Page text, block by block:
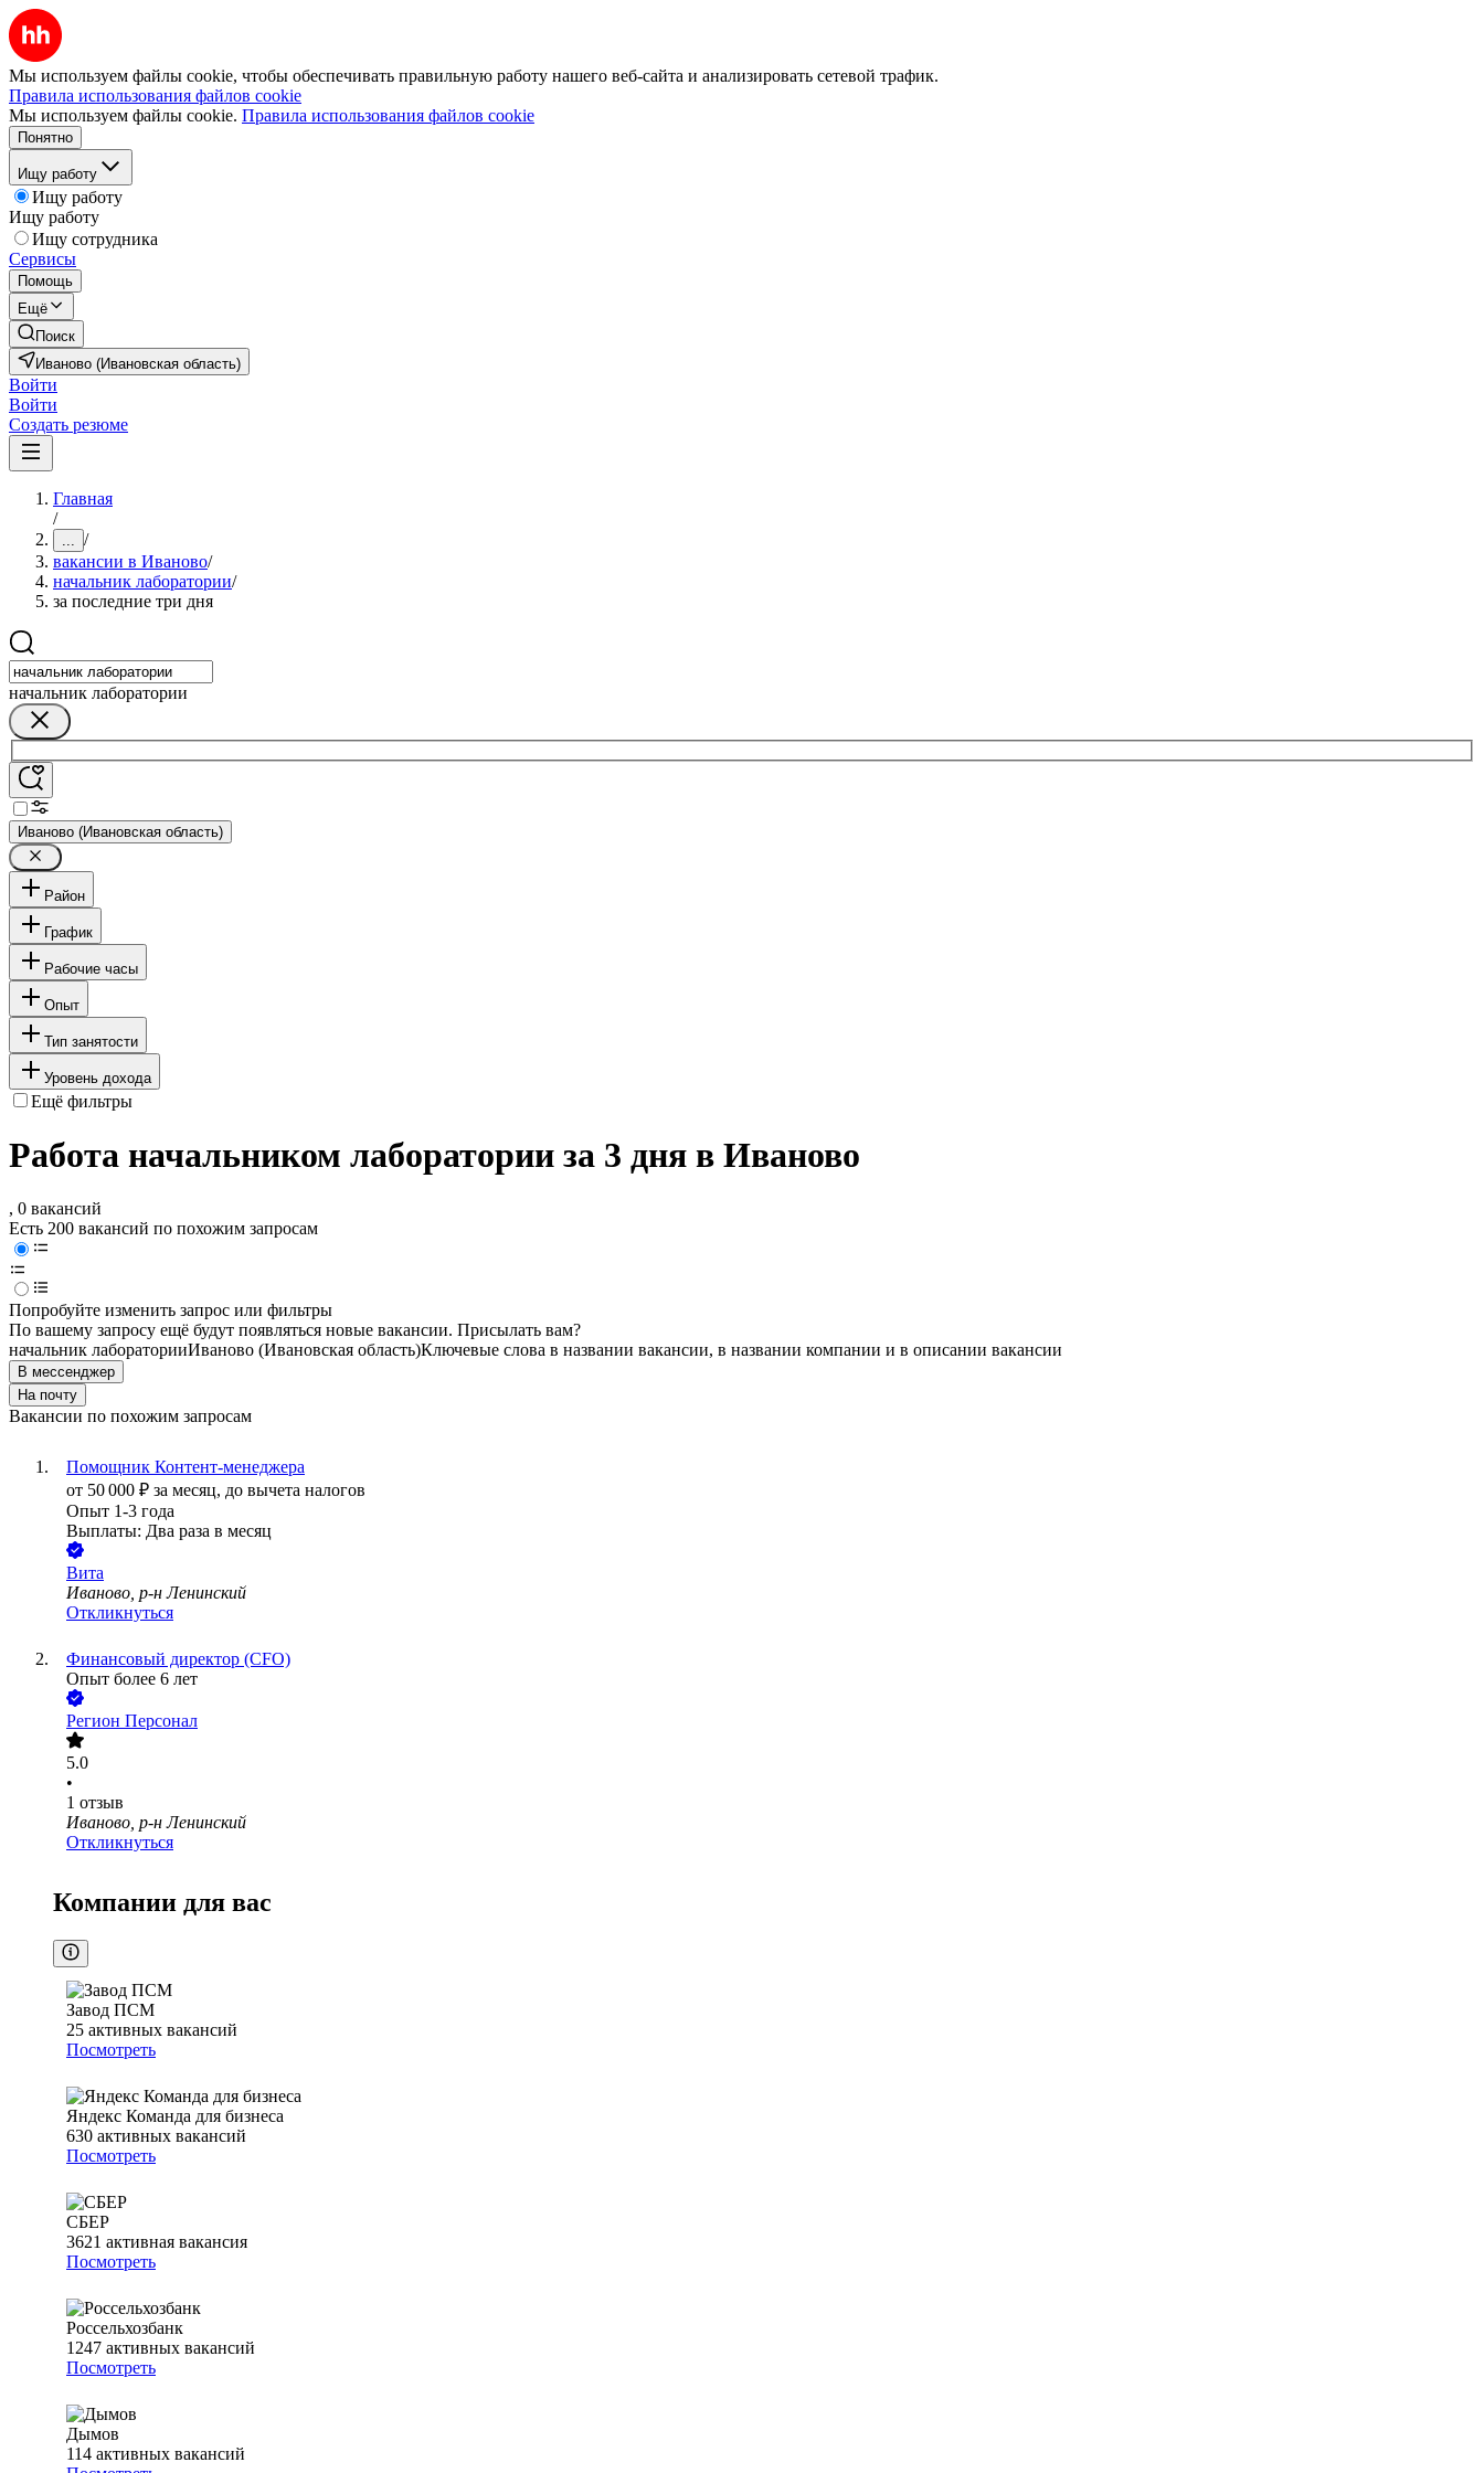
Мы используем файлы cookie, чтобы обеспечивать правильную работу нашего веб-сайта и анализировать сетевой трафик.
Правила использования файлов cookie
Мы используем файлы cookie. Правила использования файлов cookie
Понятно
Ищу работу
Ищу работу
Ищу работу
Ищу сотрудника
Сервисы
Помощь
Ещё
Поиск
Иваново (Ивановская область)
Войти
Войти
Создать резюме
Главная
/
... /
вакансии в Иваново/
начальник лаборатории/
за последние три дня
начальник лаборатории
Иваново (Ивановская область)
Район
График
Рабочие часы
Опыт
Тип занятости
Уровень дохода
Ещё фильтры
Работа начальником лаборатории за 3 дня в Иваново
, 0 вакансий
Есть 200 вакансий по похожим запросам
Попробуйте изменить запрос или фильтры
По вашему запросу ещё будут появляться новые вакансии. Присылать вам?
начальник лабораторииИваново (Ивановская область)Ключевые слова в названии вакансии, в названии компании и в описании вакансии
В мессенджер
На почту
Вакансии по похожим запросам
Помощник Контент-менеджера
от 50 000 ₽ за месяц, до вычета налогов
Опыт 1-3 года
Выплаты: Два раза в месяц
Вита
Иваново, р-н Ленинский
Откликнуться
Финансовый директор (CFO)
Опыт более 6 лет
Регион Персонал
5.0
•
1 отзыв
Иваново, р-н Ленинский
Откликнуться
Компании для вас
Завод ПСМ
25 активных вакансий
Посмотреть
Яндекс Команда для бизнеса
630 активных вакансий
Посмотреть
СБЕР
3621 активная вакансия
Посмотреть
Россельхозбанк
1247 активных вакансий
Посмотреть
Дымов
114 активных вакансий